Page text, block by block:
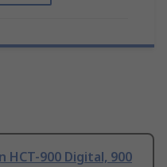
HCT-900 Digital, 900